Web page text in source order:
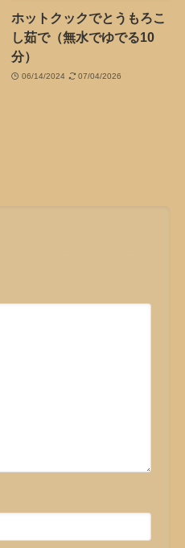
ホットクックでとうもろこ
し茹で（無水でゆでる10
分）
06/14/2024 07/04/2026